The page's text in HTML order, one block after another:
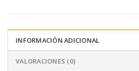
INFORMACIÓN ADICIONAL
VALORACIONES (0)